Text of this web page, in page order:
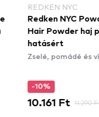
NYC
NYC Powder Grip
Powder haj púder a dús
pomádé és viasz
Ft 11.290 Ft